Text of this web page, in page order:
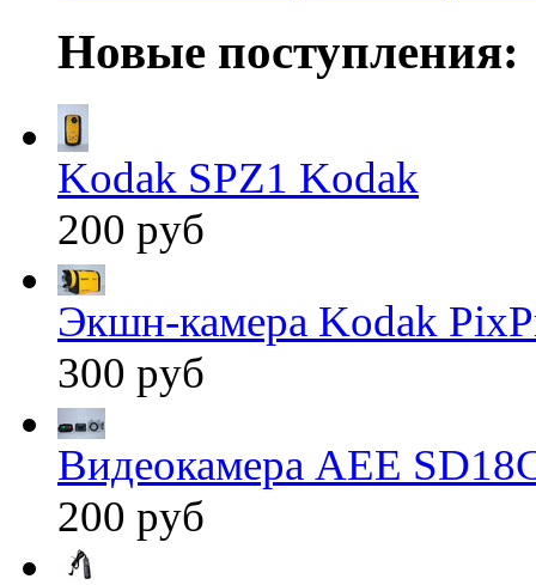
Новые поступления:
Kodak SPZ1 Kodak
200 руб
Экшн-камера Kodak
300 руб
Видеокамера AEE
200 руб